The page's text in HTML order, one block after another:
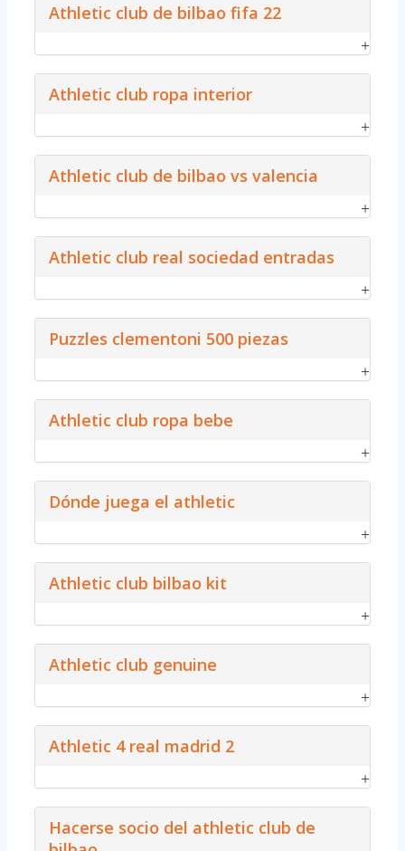
Athletic club de bilbao fifa 22
Athletic club ropa interior
Athletic club de bilbao vs valencia
Athletic club real sociedad entradas
Puzzles clementoni 500 piezas
Athletic club ropa bebe
Dónde juega el athletic
Athletic club bilbao kit
Athletic club genuine
Athletic 4 real madrid 2
Hacerse socio del athletic club de